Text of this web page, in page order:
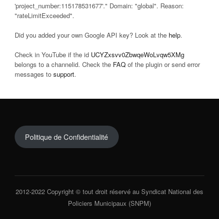
'project_number:115178531677'." Domain: "global". Reason:
"rateLimitExceeded".
Did you added your own Google API key? Look at the help.
Check in YouTube if the id UCYZxsvv0ZbwqeWoLvqw5XMg
belongs to a channelid. Check the FAQ of the plugin or send error
messages to support.
Politique de Confidentialité
2012-2022 Copyright © tout droit réservé au Syndicat National des
Policiers Municipaux (SNPM)